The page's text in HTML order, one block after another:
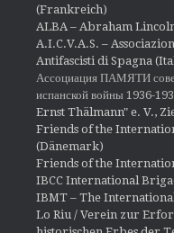
(Frankreich)
ALBA – Abraham
A.I.C.V.A.S. –
Antifascisti di Spagna
Ассоциация ПАМЯТИ
испанской войны 1936-
Ernst Thälmann" e. V.,
Friends of the
(Dänemark)
Friends of the
IBCC International
IBMT – The
Lo Riu / Verein zur